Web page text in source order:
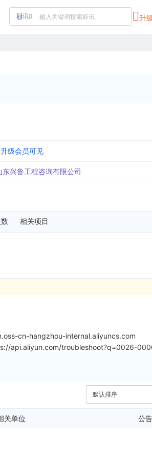
标讯 升
升级会员可见
东兴鲁工程咨询有限公司
相关项目
cn-hangzhou-internal.aliyuncs.com
api.aliyun.com/troubleshoot?q=0026-
关单位 公